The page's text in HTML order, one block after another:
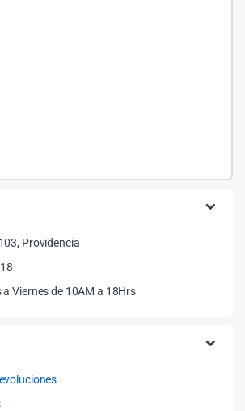
Providencia
Viernes de 10AM a 18Hrs